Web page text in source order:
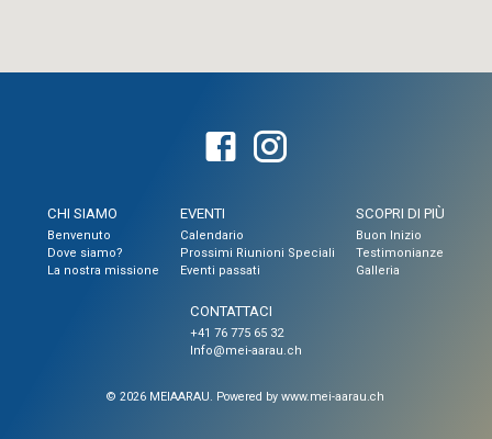
CHI SIAMO
Benvenuto
Dove siamo?
La nostra missione
EVENTI
Calendario
Prossimi Riunioni Speciali
Eventi passati
SCOPRI DI PIÙ
Buon Inizio
Testimonianze
Galleria
CONTATTACI
+41 76 775 65 32
Info@mei-aarau.ch
© 2026 MEIAARAU. Powered by www.mei-aarau.ch